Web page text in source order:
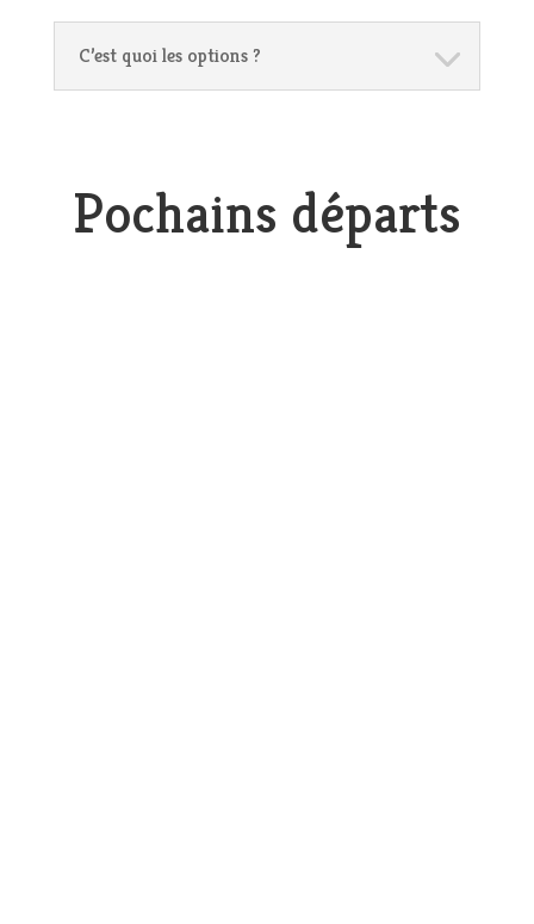
C’est quoi les options ?
Pochains départs